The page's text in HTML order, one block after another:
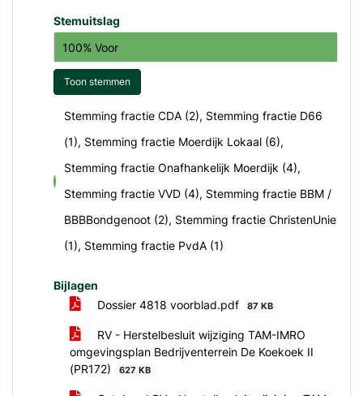
Stemuitslag
100% Voor
Toon stemmen
voor
Stemming fractie CDA (2), Stemming fractie D66
(1), Stemming fractie Moerdijk Lokaal (6),
Stemming fractie Onafhankelijk Moerdijk (4),
Stemming fractie VVD (4), Stemming fractie BBM /
BBBBondgenoot (2), Stemming fractie ChristenUnie
(1), Stemming fractie PvdA (1)
Bijlagen
Dossier 4818 voorblad.pdf
87 KB
RV - Herstelbesluit wijziging TAM-IMRO
omgevingsplan Bedrijventerrein De Koekoek II
(PR172)
627 KB